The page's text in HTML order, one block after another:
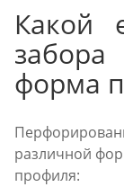
Какой
форма
различной
профиля: